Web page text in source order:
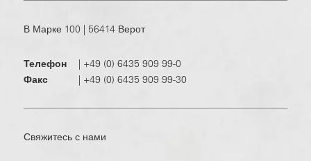
В Марке 100 | 56414 Верот
Телефон | +49 (0) 6435 909 99-0
Факс
| +49 (0) 6435 909 99-30
Свяжитесь с нами